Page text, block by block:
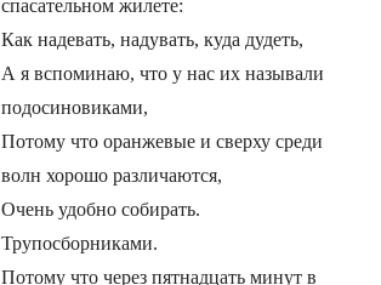
спасательном жилете:
Как надевать, надувать, куда дудеть,
А я вспоминаю, что у нас их называли
подосиновиками,
Потому что оранжевые и сверху среди
волн хорошо различаются,
Очень удобно собирать.
Трупосборниками.
Потому что через пятнадцать минут в